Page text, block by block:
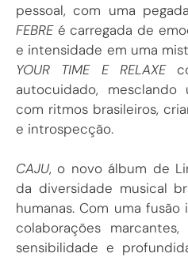
pessoal, com uma
FEBRE é carregada de
e intensidade em uma
YOUR TIME E RELAXE
autocuidado,
com ritmos brasileiros,
e introspecção.
CAJU, o novo álbum de
da diversidade musical
humanas. Com uma
colaborações
sensibilidade e